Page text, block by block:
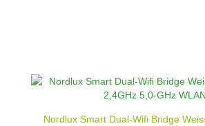
Nordlux Smart Dual-Wifi Bridge